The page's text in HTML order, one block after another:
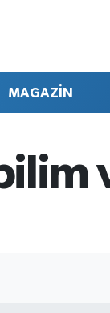
MAGAZİN